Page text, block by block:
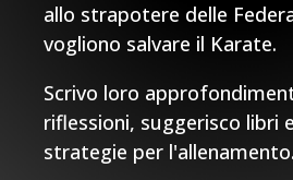
allo strapotere delle
vogliono salvare il Karate.
Scrivo loro
riflessioni, suggerisco libri
strategie per l'allenamento.